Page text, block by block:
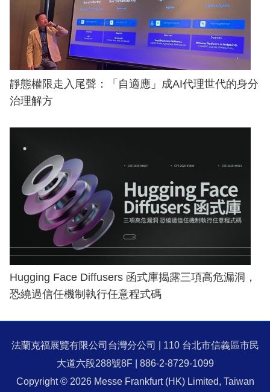
靜態權限走入尾聲：「自適應」成AI代理世代的身分
治理解方
Hugging Face Diffusers 函式庫揭露三項高危漏洞，
恐繞過信任機制執行任意程式碼
法蘭克福展覽有限公司台灣分公司 | 110 台北市信義區市民
大道六段288號8F | 886-2-8729-1099
Copyright © 2026 Messe Frankfurt (HK) Limited, Taiwan